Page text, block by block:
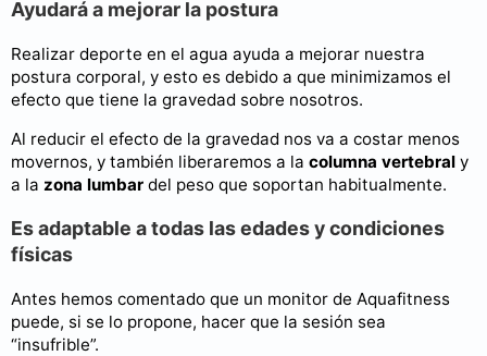
Ayudará a mejorar la postura
Realizar deporte en el agua ayuda a mejorar nuestra
postura corporal, y esto es debido a que minimizamos el
efecto que tiene la gravedad sobre nosotros.
Al reducir el efecto de la gravedad nos va a costar menos
movernos, y también liberaremos a la columna vertebral y
a la zona lumbar del peso que soportan habitualmente.
Es adaptable a todas las edades y condiciones
físicas
Antes hemos comentado que un monitor de Aquafitness
puede, si se lo propone, hacer que la sesión sea
“insufrible”.